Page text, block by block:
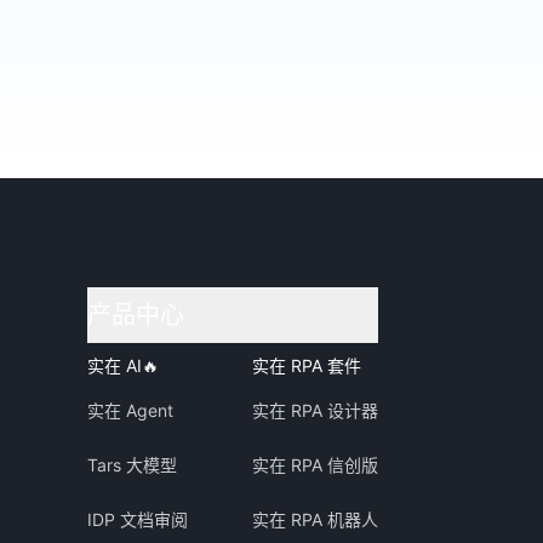
实在 AI🔥
实在 Agent
Tars 大模型
IDP 文档审阅
实在 RPA 套件
实在 RPA 设计器
实在 RPA 信创版
实在 RPA 机器人